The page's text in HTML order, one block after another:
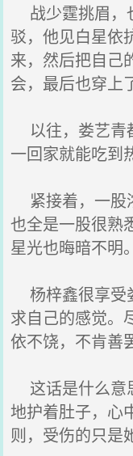
战少霆挑眉，
驳，他见白星依
来，然后把自己
会，最后也穿上
以往，娄艺青
一回家就能吃到
紧接着，一股
也全是一股很熟
星光也晦暗不明。
杨梓鑫很享受
求自己的感觉。
依不饶，不肯善
这话是什么意
地护着肚子，心
则，受伤的只是